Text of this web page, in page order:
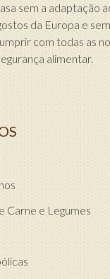
sem a adaptação
da Europa e
com todas as
alimentar.
Carne e Legumes